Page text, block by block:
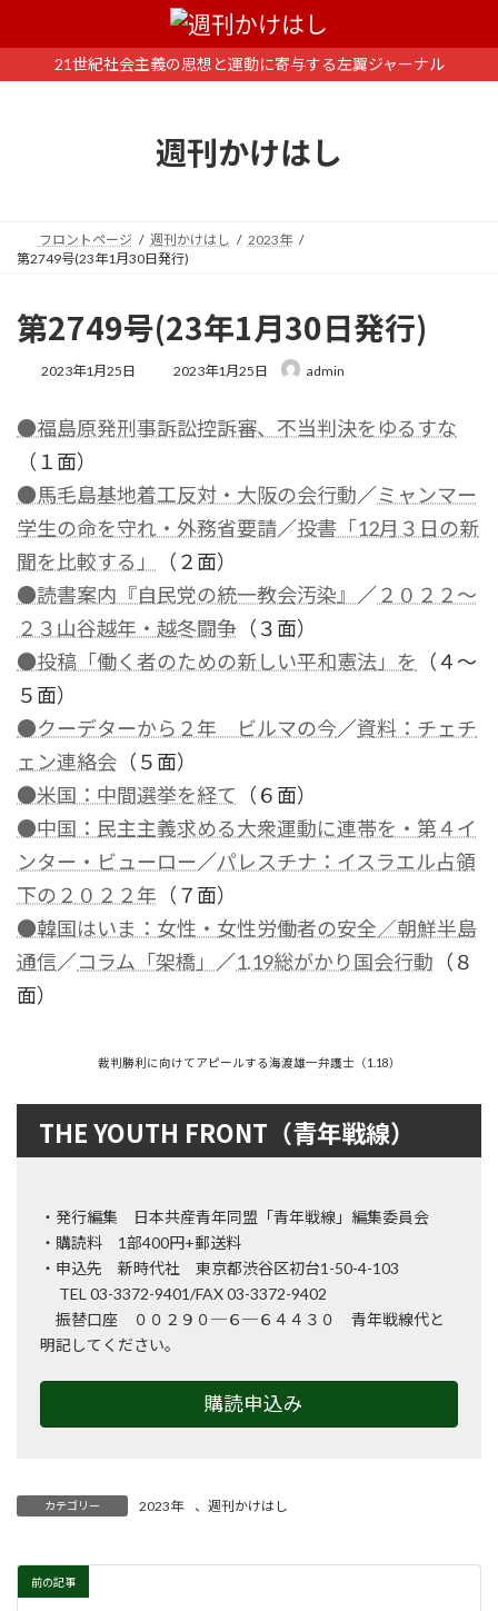
ン
ー
21世紀社会主義の思想と運動に寄与する左翼ジャーナル
週刊かけはし
フロントページ 週刊かけはし
2023年
第2749号(23年1月30日発行)
第2749号(23年1月30日発行)
2023年1月25日
最
新
:
2023年1月25日 admin
●福島原発刑事訴訟控訴審、不当判決をゆるすな
（１面）
●馬毛島基地着工反対・大阪の会行動／ミャンマー
学生の命を守れ・外務省要請／投書「12月３日の新
聞を比較する」
（２面）
●読書案内『自民党の統一教会汚染』
／２０２２～
２３山谷越年・越冬闘争 （３面）
●投稿「働く者のための新しい平和憲法」を （４～
５面）
●クーデターから２年 ビルマの今／資料：チェチ
ェン連絡会 （５面）
●米国：中間選挙を経て （６面）
●中国：民主主義求める大衆運動に連帯を・第４イ
ンター・ビューロー ／パレスチナ：イスラエル占領
下の２０２２年 （７面）
●韓国はいま：女性・女性労働者の安全／朝鮮半島
通信／コラム「架橋」 ／1.19総がかり国会行動 （８
面）
裁判勝利に向けてアピールする海渡雄一弁護士（1.18）
THE YOUTH FRONT（青年戦線）
・発行編集 日本共産青年同盟「青年戦線」編集委員会
・購読料 1部400円+郵送料
・申込先 新時代社 東京都渋谷区初台1-50-4-103
TEL 03-3372-9401/FAX 03-3372-9402
振替口座 ００２９０─６─６４４３０ 青年戦線代と
明記してください。
購読申込み
カテゴリー 2023年 、 週刊かけはし
前の記事